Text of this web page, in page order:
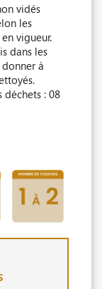
vidés
les
vigueur.
dans les
à
déchets : 08